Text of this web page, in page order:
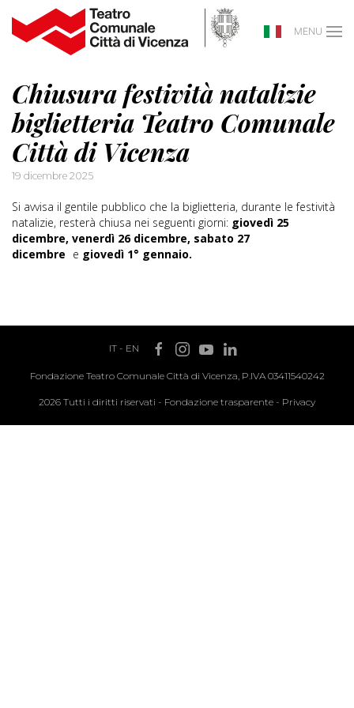
MENU
Chiusura festività natalizie
biglietteria Teatro Comunale
Città di Vicenza
19 dicembre 2025
Si avvisa il gentile pubblico che la biglietteria, durante le festività
natalizie, resterà chiusa nei seguenti giorni: giovedì 25
dicembre, venerdì 26 dicembre, sabato 27
dicembre e giovedì 1° gennaio.
IT- EN
Fondazione Teatro Comunale Città di Vicenza, P.IVA 03411540242
2026 Tutti i diritti riservati - Fondazione trasparente - Privacy